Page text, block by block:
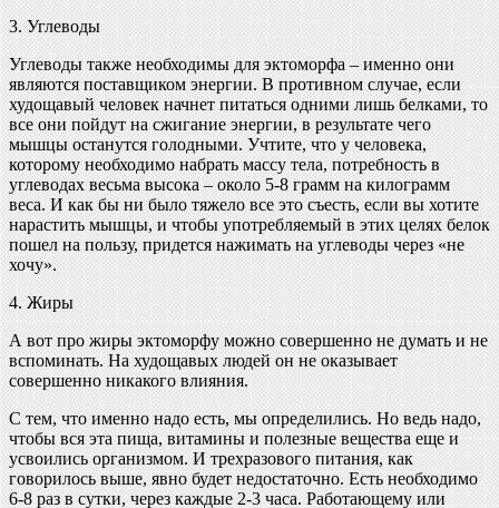
3. Углеводы
Углеводы также необходимы для эктоморфа – именно они
являются поставщиком энергии. В противном случае, если
худощавый человек начнет питаться одними лишь белками, то
все они пойдут на сжигание энергии, в результате чего
мышцы останутся голодными. Учтите, что у человека,
которому необходимо набрать массу тела, потребность в
углеводах весьма высока – около 5-8 грамм на килограмм
веса. И как бы ни было тяжело все это съесть, если вы хотите
нарастить мышцы, и чтобы употребляемый в этих целях белок
пошел на пользу, придется нажимать на углеводы через «не
хочу».
4. Жиры
А вот про жиры эктоморфу можно совершенно не думать и не
вспоминать. На худощавых людей он не оказывает
совершенно никакого влияния.
С тем, что именно надо есть, мы определились. Но ведь надо,
чтобы вся эта пища, витамины и полезные вещества еще и
усвоились организмом. И трехразового питания, как
говорилось выше, явно будет недостаточно. Есть необходимо
6-8 раз в сутки, через каждые 2-3 часа. Работающему или